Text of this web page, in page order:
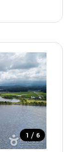
1 / 6